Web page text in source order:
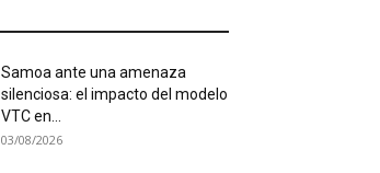
Samoa ante una amenaza
silenciosa: el impacto del modelo
VTC en...
03/08/2026